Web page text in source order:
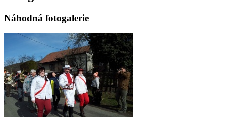
Náhodná fotogalerie